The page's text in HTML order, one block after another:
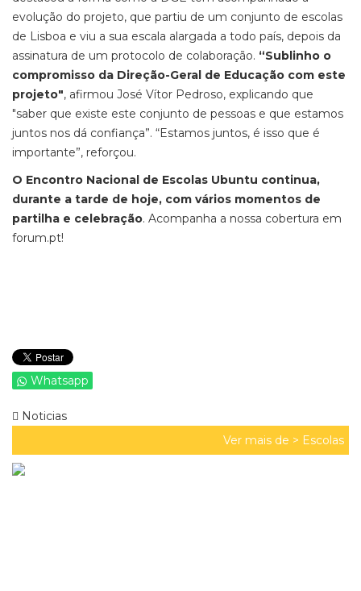
evolução do projeto, que partiu de um conjunto de escolas
de Lisboa e viu a sua escala alargada a todo país, depois da
assinatura de um protocolo de colaboração. “Sublinho o
compromisso da Direção-Geral de Educação com este
projeto", afirmou José Vítor Pedroso, explicando que
"saber que existe este conjunto de pessoas e que estamos
juntos nos dá confiança”. “Estamos juntos, é isso que é
importante”, reforçou.
O Encontro Nacional de Escolas Ubuntu continua,
durante a tarde de hoje, com vários momentos de
partilha e celebração. Acompanha a nossa cobertura em
forum.pt!
Whatsapp
Noticias
Ver mais de > Escolas